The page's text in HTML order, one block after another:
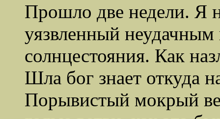
Прошло две недели. Я
уязвленный неудачным
солнцестояния. Как
Шла бог знает откуда
Порывистый мокрый